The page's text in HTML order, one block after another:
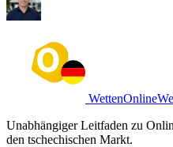
Unabhängiger Leitfaden zu
den tschechischen Markt.